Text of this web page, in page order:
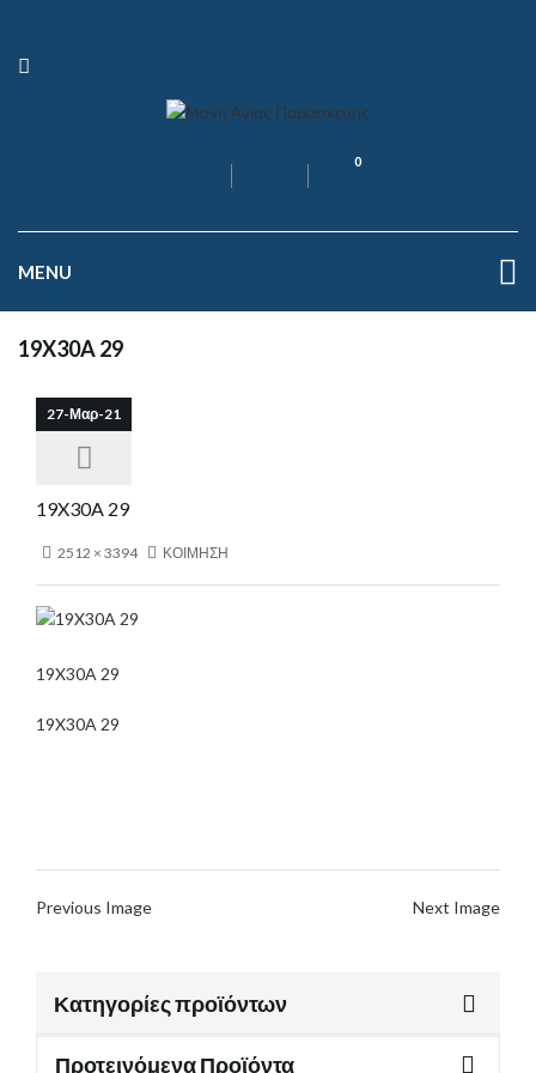
0
MENU
19X30A 29
27-Μαρ-21
19X30A 29
2512 × 3394 ΚΟΙΜΗΣΗ
19X30A 29
19X30A 29
Previous Image Next Image
Κατηγορίες προϊόντων
Προτεινόμενα Προϊόντα